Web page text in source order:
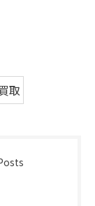
取